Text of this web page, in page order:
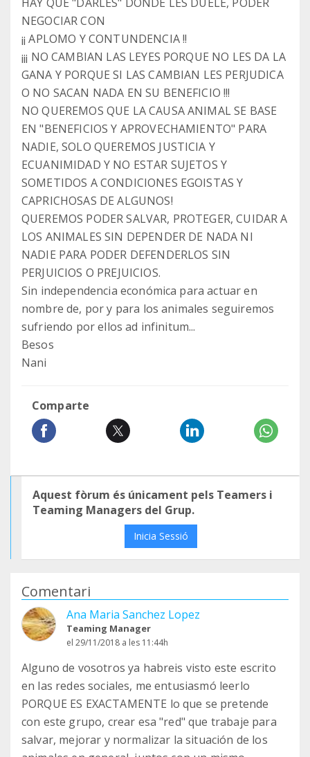
NEGOCIAR CON
¡¡ APLOMO Y CONTUNDENCIA !!
¡¡¡ NO CAMBIAN LAS LEYES PORQUE NO LES DA LA
GANA Y PORQUE SI LAS CAMBIAN LES PERJUDICA
O NO SACAN NADA EN SU BENEFICIO !!!
NO QUEREMOS QUE LA CAUSA ANIMAL SE BASE
EN "BENEFICIOS Y APROVECHAMIENTO" PARA
NADIE, SOLO QUEREMOS JUSTICIA Y
ECUANIMIDAD Y NO ESTAR SUJETOS Y
SOMETIDOS A CONDICIONES EGOISTAS Y
CAPRICHOSAS DE ALGUNOS!
QUEREMOS PODER SALVAR, PROTEGER, CUIDAR A
LOS ANIMALES SIN DEPENDER DE NADA NI
NADIE PARA PODER DEFENDERLOS SIN
PERJUICIOS O PREJUICIOS.
Sin independencia económica para actuar en
nombre de, por y para los animales seguiremos
sufriendo por ellos ad infinitum...
Besos
Nani
Comparte
Aquest fòrum és únicament pels Teamers i
Teaming Managers del Grup.
Inicia Sessió
Comentari
Ana Maria Sanchez Lopez
Teaming Manager
el 29/11/2018 a les 11:44h
Alguno de vosotros ya habreis visto este escrito
en las redes sociales, me entusiasmó leerlo
PORQUE ES EXACTAMENTE lo que se pretende
con este grupo, crear esa "red" que trabaje para
salvar, mejorar y normalizar la situación de los